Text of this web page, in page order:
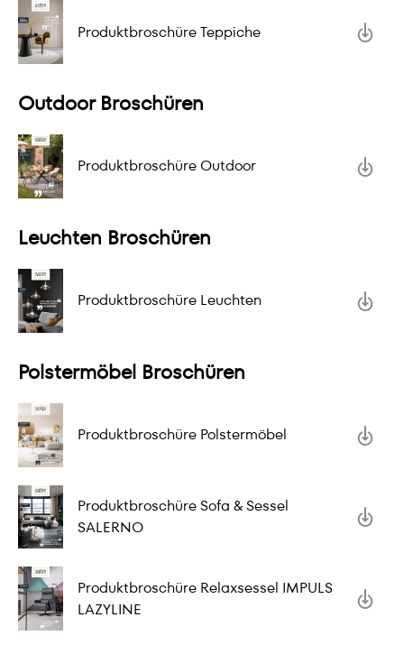
Produktbroschüre Teppiche
Outdoor Broschüren
Produktbroschüre Outdoor
Leuchten Broschüren
Produktbroschüre Leuchten
Polstermöbel Broschüren
Produktbroschüre Polstermöbel
Produktbroschüre Sofa & Sessel
SALERNO
Produktbroschüre Relaxsessel IMPULS
LAZYLINE